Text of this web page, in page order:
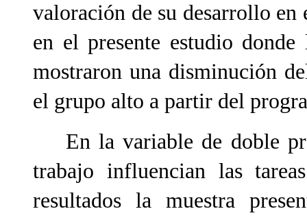
valoración de su desarrollo
en el presente estudio
mostraron una disminución
el grupo alto a partir del
En la variable de doble
trabajo influencian las
resultados la muestra